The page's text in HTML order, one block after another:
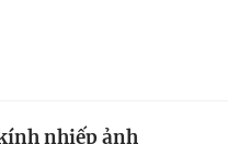
nhiếp ảnh